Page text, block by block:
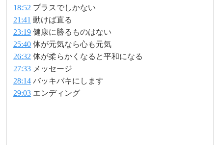
18:52 プラスでしかない
21:41 動けば直る
23:19 健康に勝るものはない
25:40 体が元気なら心も元気
26:32 体が柔らかくなると平和になる
27:33 メッセージ
28:14 バッキバキにします
29:03 エンディング